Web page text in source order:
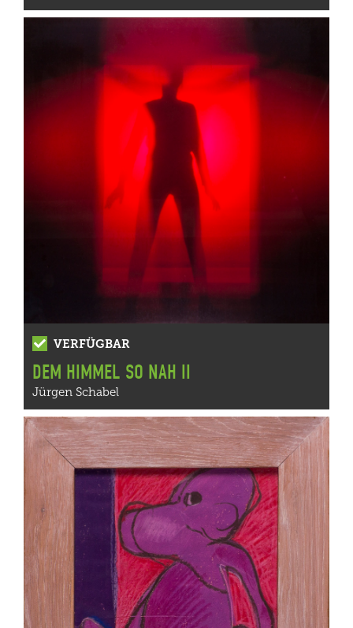
VERFÜGBAR
DEM HIMMEL SO NAH II
Jürgen Schabel